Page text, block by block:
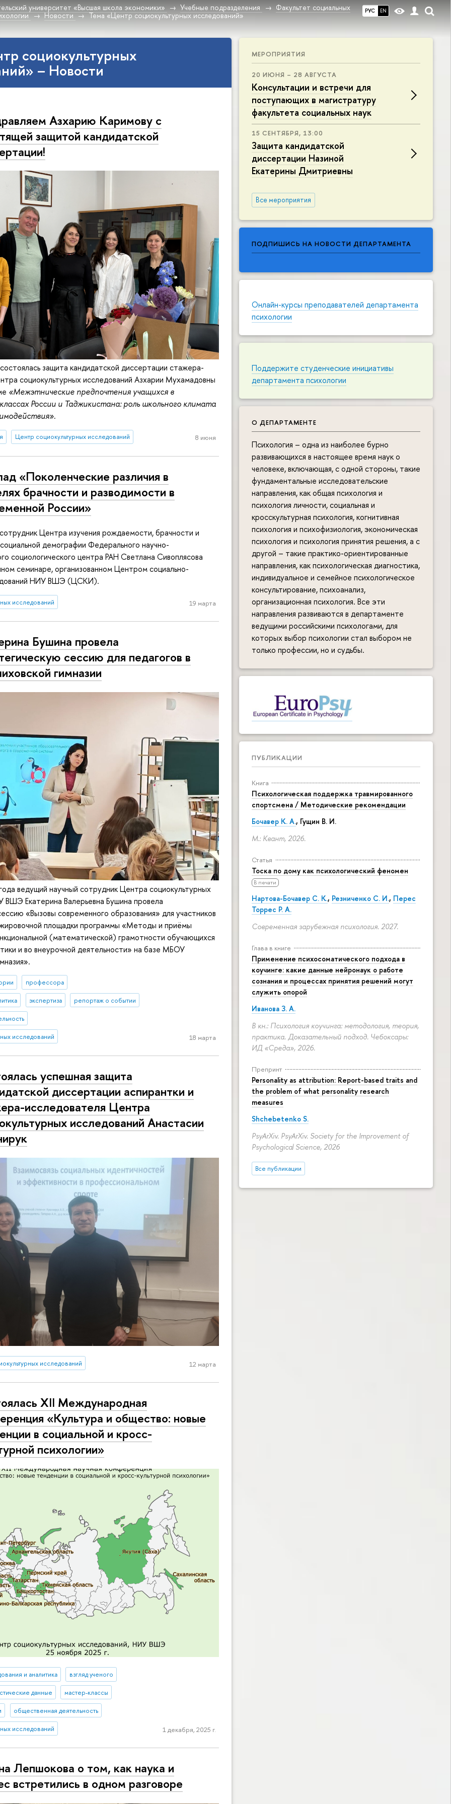
РУС EN
университет «Высшая школа экономики» Учебные подразделения
Факультет социальных
Новости Тема «Центр социокультурных исследований»
МЕРОПРИЯТИЯ
20 ИЮНЯ – 28 АВГУСТА
Консультации и встречи для
поступающих в магистратуру
факультета социальных наук
15 СЕНТЯБРЯ, 13:00
Защита кандидатской
диссертации Назиной
Екатерины Дмитриевны
Все мероприятия
ПОДПИШИСЬ НА НОВОСТИ ДЕПАРТАМЕНТА
Онлайн-курсы преподавателей департамента
психологии
Поддержите студенческие инициативы
департамента психологии
О ДЕПАРТАМЕНТЕ
Психология – одна из наиболее бурно
развивающихся в настоящее время наук о
человеке, включающая, с одной стороны, такие
фундаментальные исследовательские
направления, как общая психология и
психология личности, социальная и
кросскультурная психология, когнитивная
психология и психофизиология, экономическая
психология и психология принятия решения, а с
другой – такие практико-ориентированные
направления, как психологическая диагностика,
индивидуальное и семейное психологическое
консультирование, психоанализ,
организационная психология. Все эти
направления развиваются в департаменте
ведущими российскими психологами, для
которых выбор психологии стал выбором не
только профессии, но и судьбы.
ПУБЛИКАЦИИ
Книга
Психологическая поддержка травмированного
спортсмена / Методические рекомендации
Бочавер К. А., Гущин В. И.
М.: Квант, 2026.
Статья
Тоска по дому как психологический феномен
В печати
Нартова-Бочавер С. К., Резниченко С. И., Перес
Торрес Р. А.
Современная зарубежная психология. 2027.
Глава в книге
Применение психосоматического подхода в
коучинге: какие данные нейронаук о работе
сознания и процессах принятия решений могут
служить опорой
Иванова З. А.
В кн.: Психология коучинга: методология, теория,
практика. Доказательный подход. Чебоксары:
ИД «Среда», 2026.
Препринт
Personality as attribution: Report-based traits and
the problem of what personality research
measures
Shchebetenko S.
PsyArXiv. PsyArXiv. Society for the Improvement of
Psychological Science, 2026
Все публикации
социокультурных
– Новости
Азхарию Каримову с
защитой кандидатской
защита кандидатской диссертации стажера-
социокультурных исследований Азхарии Мухамадовны
«Межэтнические предпочтения учащихся в
России и Таджикистана: роль школьного климата
Центр социокультурных исследований 8 июня
«Поколенческие различия в
брачности и разводимости в
России»
Центра изучения рождаемости, брачности и
демографии Федерального научно-
социологического центра РАН Светлана Сивоплясова
семинаре, организованном Центром социально-
НИУ ВШЭ (ЦСКИ).
исследований 19 марта
Бушина провела
сессию для педагогов в
гимназии
ведущий научный сотрудник Центра социокультурных
ВШЭ Екатерина Валерьевна Бушина провела
«Вызовы современного образования» для участников
площадки программы «Методы и приёмы
(математической) грамотности обучающихся
и во внеурочной деятельности» на базе МБОУ
профессора
экспертиза репортаж о событии
исследований 18 марта
успешная защита
диссертации аспирантки и
исследователя Центра
исследований Анастасии
исследований 12 марта
XII Международная
«Культура и общество: новые
в социальной и кросс-
психологии»
и аналитика взгляд ученого
данные мастер-классы
общественная деятельность
исследований 1 декабря, 2025 г.
Лепшокова о том, как наука и
встретились в одном разговоре